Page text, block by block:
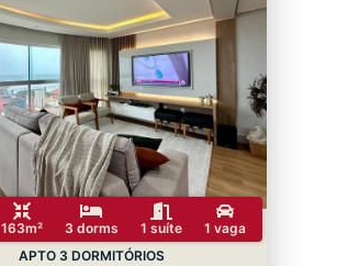
163m² 3 dorms 1 suíte
1 vaga
APTO 3 DORMITÓRIOS